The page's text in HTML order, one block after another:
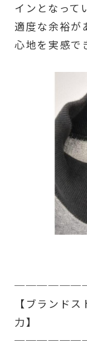
インとなって
適度な余裕が
心地を実感で
【ブランド
力】